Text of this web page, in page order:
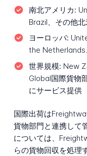
南北アメリカ:
Brazil、その他
ヨーロッパ:
the Netherlands
世界規模: New
Global国際貨物
にサービス提供
国際出荷は
貨物部門と連携して
については、
らの貨物回収を処理